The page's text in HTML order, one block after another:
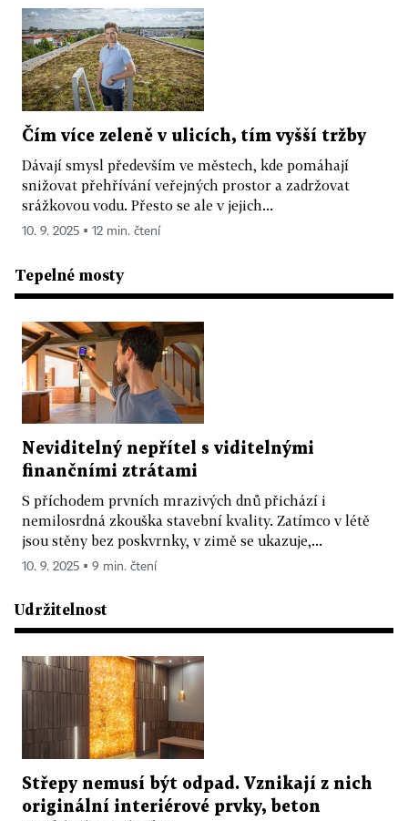
Čím více zeleně v ulicích, tím vyšší tržby
Dávají smysl především ve městech, kde pomáhají
snižovat přehřívání veřejných prostor a zadržovat
srážkovou vodu. Přesto se ale v jejich...
10. 9. 2025 ▪ 12 min. čtení
Tepelné mosty
Neviditelný nepřítel s viditelnými
finančními ztrátami
S příchodem prvních mrazivých dnů přichází i
nemilosrdná zkouška stavební kvality. Zatímco v létě
jsou stěny bez poskvrnky, v zimě se ukazuje,...
10. 9. 2025 ▪ 9 min. čtení
Udržitelnost
Střepy nemusí být odpad. Vznikají z nich
originální interiérové prvky, beton